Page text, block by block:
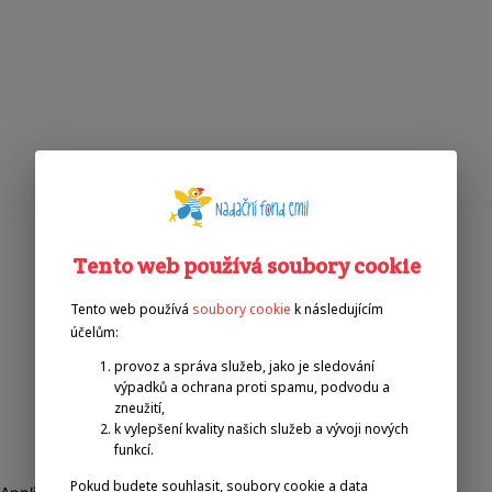
Tento web používá soubory cookie
Tento web používá soubory cookie k následujícím
účelům:
provoz a správa služeb, jako je sledování
výpadků a ochrana proti spamu, podvodu a
zneužití,
k vylepšení kvality našich služeb a vývoji nových
funkcí.
Pokud budete souhlasit, soubory cookie a data